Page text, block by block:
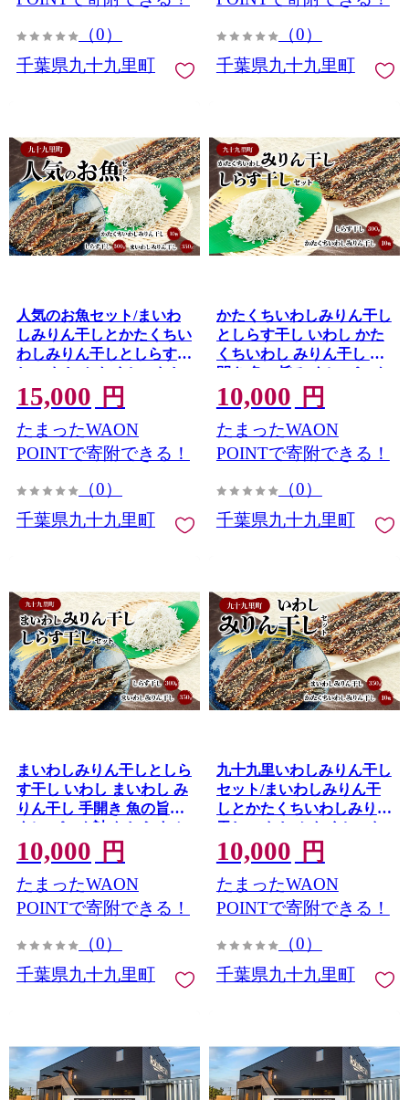
（0）
千葉県九十九里町
（0）
千葉県九十九里町
人気のお魚セット/まいわ
しみりん干しとかたくちい
わしみりん干しとしらす干
し いわし かたくちいわし
まいわし みりん干し 手開
き 魚の旨み タレ 食べ比べ
パック詰め しらす 九十九
里町 千葉県
15,000 円
たまったWAON
POINTで寄附できる！
（0）
千葉県九十九里町
かたくちいわしみりん干し
としらす干し いわし かた
くちいわし みりん干し 手
開き 魚の旨み タレ パック
詰め しらす セット ごはん
のお供 おかず 九十九里町
千葉県
10,000 円
たまったWAON
POINTで寄附できる！
（0）
千葉県九十九里町
まいわしみりん干しとしら
す干し いわし まいわし み
りん干し 手開き 魚の旨み
タレ パック詰め しらす セ
ット ごはんのお供 おかず
九十九里町 千葉県
10,000 円
たまったWAON
POINTで寄附できる！
（0）
千葉県九十九里町
九十九里いわしみりん干し
セット/まいわしみりん干
しとかたくちいわしみりん
干し いわし かたくちいわ
し まいわし みりん干し 手
開き 魚の旨み タレ セット
食べ比べ 九十九里町 千葉
県
10,000 円
たまったWAON
POINTで寄附できる！
（0）
千葉県九十九里町